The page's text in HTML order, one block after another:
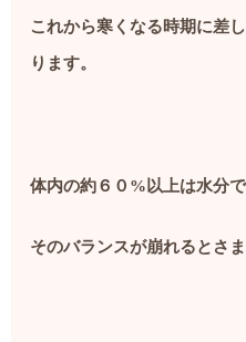
これから寒くなる時期に差
ります。
体内の約６０ % 以上は水分
そのバランスが崩れるとさ